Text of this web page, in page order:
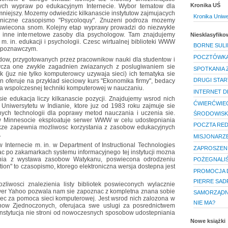
wypraw po edukacyjnym Internecie. Wybor tematow dla
Mozemy odwiedzic kilkanascie instytutow zajmujacych
czasopismo "Psycoloquy". Znuzeni podroza mozemy
snom. Kolejny etap wyprawy prowadzi do niezwykle
internetowe zasoby dla psychologow. Tam znajdujemy
in. edukacji i psychologii. Czesc wirtualnej biblioteki WWW
przygotowanych przez pracownikow nauki dla studentow i
one zwykle zagadnien zwiazanych z poslugiwaniem sie
(juz nie tylko komputerowcy uzywaja sieci) ich tematyka sie
oferuje na przyklad sieciowy kurs "Ekonomika firmy", bedacy
wspolczesnej techniki komputerowej w nauczaniu.
edukacja liczy kilkanascie pozycji. Znajdujemy wsrod nich
w Indianie, ktore juz od 1983 roku zajmuje sie
technologii dla poprawy metod nauczania i uczenia sie.
eksploatuje serwer WWW w celu udostepniania
zapewnia mozliwosc korzystania z zasobow edukacyjnych
Internecie m. in. w Department of Instructional Technologies
po zakamarkach systemu informacyjnego tej instytucji mozna
z wystawa zasobow Watykanu, poswiecona odrodzeniu
to czasopismo, ktorego elektroniczna wersja dostepna jest
znalezienia listy bibliotek poswieconych wylacznie
Yahoo pozwala nam sie zapoznac z kompletna znana sobie
za pomoca sieci komputerowej. Jest wsrod nich zalozona w
Zjednoczonych, oferujaca swe uslugi za posrednictwem
nie stroni od nowoczesnych sposobow udostepniania
Kronika UŚ
Kronika
BORNE
SPOTKANIA
DRUGI
INTERNET
POCZTA
PROMOCJA
PIERRE
NIE MA?
Nowe książki